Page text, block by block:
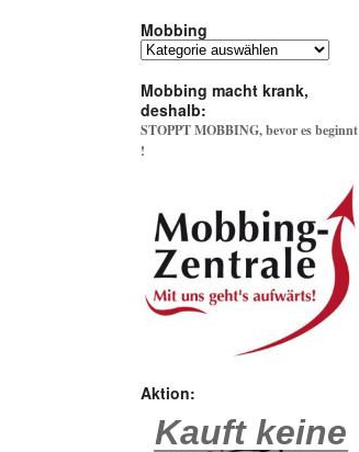
Mobbing
Mobbing
Mobbing macht krank,
deshalb:
STOPPT MOBBING, bevor es beginnt
!
Aktion:
Kauft keine